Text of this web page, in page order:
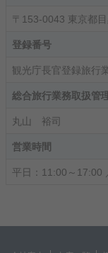
〒153-0043 東京都
登録番号
観光庁長官登録旅行
総合旅行業務取扱管
丸山 裕司
営業時間
平日：11:00～17:00